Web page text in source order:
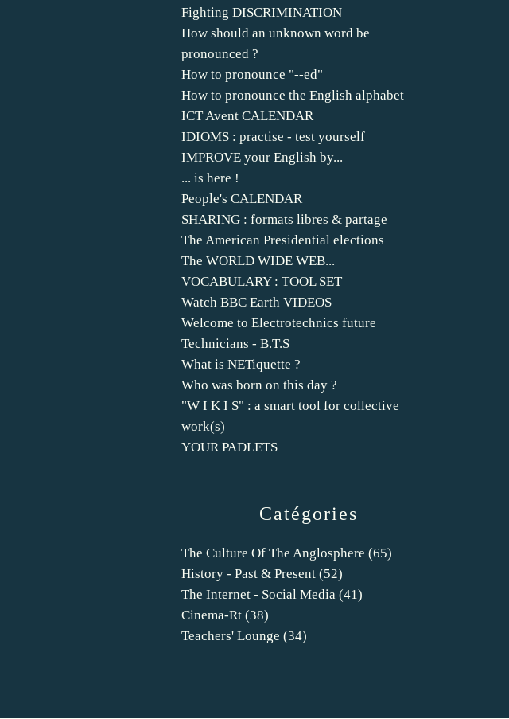
Catégories
The Culture Of The Anglosphere (65)
History - Past & Present (52)
The Internet - Social Media (41)
Cinema-Rt (38)
Teachers' Lounge (34)
Fighting DISCRIMINATION
How should an unknown word be
pronounced ?
How to pronounce "--ed"
How to pronounce the English alphabet
ICT Avent CALENDAR
IDIOMS : practise - test yourself
IMPROVE your English by...
... is here !
People's CALENDAR
SHARING : formats libres & partage
The American Presidential elections
The WORLD WIDE WEB...
VOCABULARY : TOOL SET
Watch BBC Earth VIDEOS
Welcome to Electrotechnics future
Technicians - B.T.S
What is NETiquette ?
Who was born on this day ?
"W I K I S" : a smart tool for collective
work(s)
YOUR PADLETS